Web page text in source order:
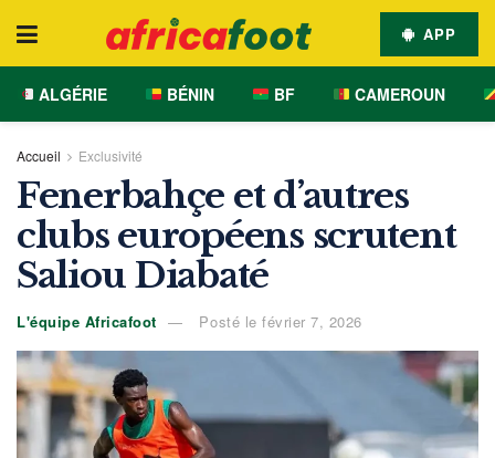
APP
ALGÉRIE BÉNIN BF CAMEROUN
Accueil Exclusivité
Fenerbahçe et d’autres
clubs européens scrutent
Saliou Diabaté
L'équipe Africafoot Posté le février 7, 2026